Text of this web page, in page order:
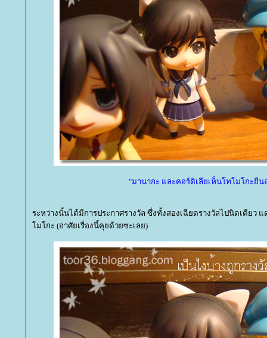
"มานากะ และคอร์ดิเลียเห็นโทโมโกะยืน
ระหว่างนั้นได้มีการประกาศรางวัล ซึ่งทั้งสองเฉียดรางวัลไปนิดเดียว
มโกะ (อาศัยเรื่องนี้คุยด้วยซะเลย)